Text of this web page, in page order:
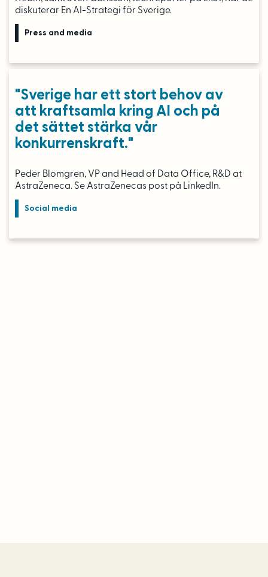
diskuterar En AI-Strategi för Sverige.
Press and media
"Sverige har ett stort behov av
att kraftsamla kring AI och på
det sättet stärka vår
konkurrenskraft."
Peder Blomgren, VP and Head of Data Office, R&D at
AstraZeneca. Se AstraZenecas post på LinkedIn.
Social media